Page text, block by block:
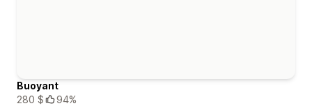
Buoyant
280 $
94%